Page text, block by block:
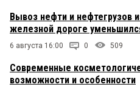
Вывоз нефти и нефтегрузов
железной дороге
6 августа 16:00 0 509
Современные
возможности и особенности